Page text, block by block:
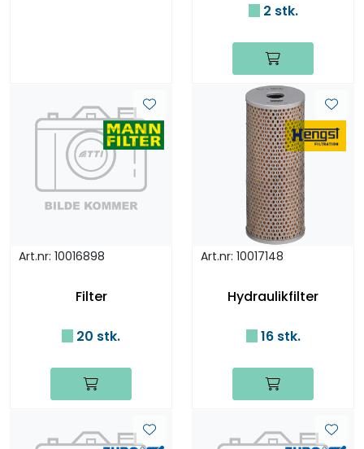
2 stk.
Art.nr: 10016898
Filter
20 stk.
Art.nr: 10017148
Hydraulikfilter
16 stk.